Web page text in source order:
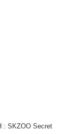
: SKZOO Secret